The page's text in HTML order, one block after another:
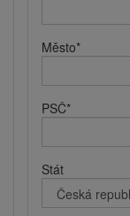
Město*
PSČ*
Stát